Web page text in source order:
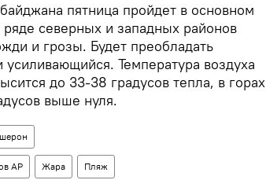
пятница пройдет в основном
северных и западных районов
и грозы. Будет преобладать
Температура воздуха
до 33-38 градусов тепла, в горах
выше нуля.
АР Жара Пляж